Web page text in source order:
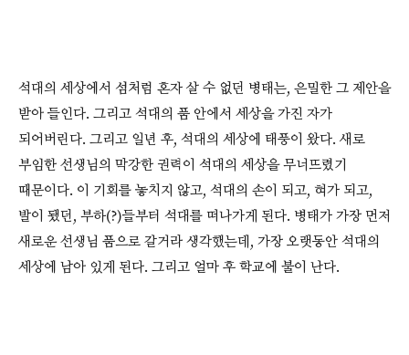
석대의 세상에서 섬처럼 혼자 살 수 없던 병태는, 은밀한 그 제안을
받아 들인다. 그리고 석대의 품 안에서 세상을 가진 자가
되어버린다. 그리고 일년 후, 석대의 세상에 태풍이 왔다. 새로
부임한 선생님의 막강한 권력이 석대의 세상을 무너뜨렸기
때문이다. 이 기회를 놓치지 않고, 석대의 손이 되고, 혀가 되고,
발이 됐던, 부하(?)들부터 석대를 떠나가게 된다. 병태가 가장 먼저
새로운 선생님 품으로 갈거라 생각했는데, 가장 오랫동안 석대의
세상에 남아 있게 된다. 그리고 얼마 후 학교에 불이 난다.